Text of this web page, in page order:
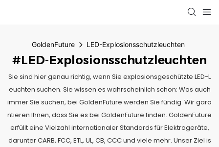
GoldenFuture LED-Explosionsschutzleuchten
#LED-Explosionsschutzleuchten
Sie sind hier genau richtig, wenn Sie explosionsgeschützte LED-L
euchten suchen. Sie wissen es wahrscheinlich schon: Was auch
immer Sie suchen, bei GoldenFuture werden Sie fündig. Wir gara
ntieren Ihnen, dass Sie es bei GoldenFuture finden. GoldenFuture
erfüllt eine Vielzahl internationaler Standards für Elektrogeräte,
darunter CARB, FCC, ETL, UL, CB, CCC und viele mehr. Unser Ziel is